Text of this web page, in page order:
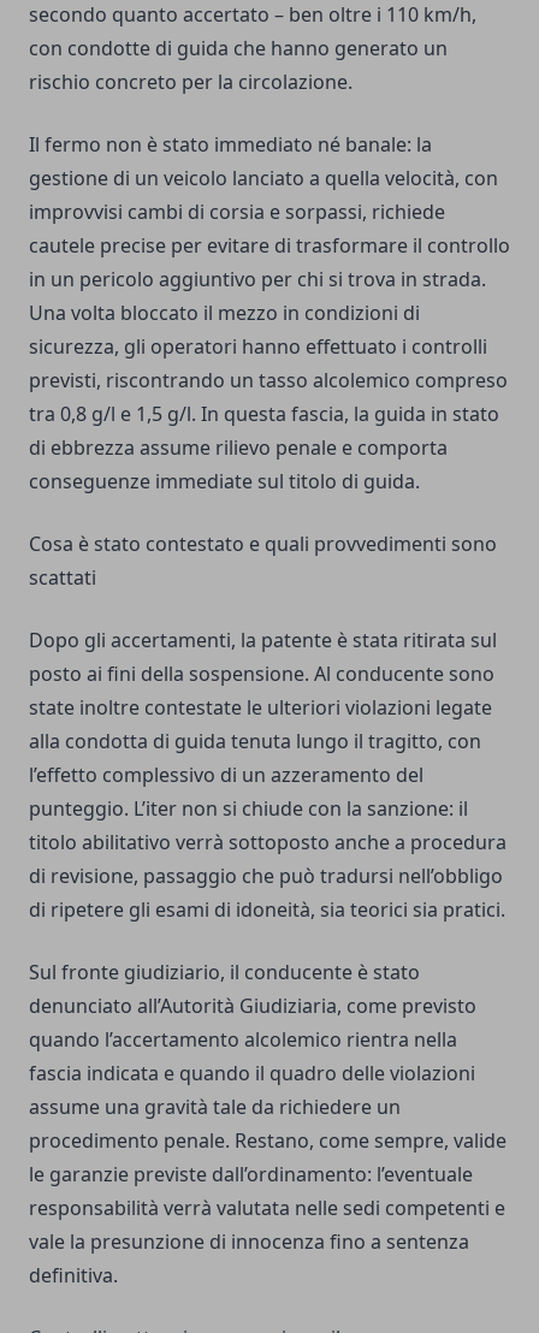
secondo quanto accertato – ben oltre i 110 km/h,
con condotte di guida che hanno generato un
rischio concreto per la circolazione.
Il fermo non è stato immediato né banale: la
gestione di un veicolo lanciato a quella velocità, con
improvvisi cambi di corsia e sorpassi, richiede
cautele precise per evitare di trasformare il controllo
in un pericolo aggiuntivo per chi si trova in strada.
Una volta bloccato il mezzo in condizioni di
sicurezza, gli operatori hanno effettuato i controlli
previsti, riscontrando un tasso alcolemico compreso
tra 0,8 g/l e 1,5 g/l. In questa fascia, la guida in stato
di ebbrezza assume rilievo penale e comporta
conseguenze immediate sul titolo di guida.
Cosa è stato contestato e quali provvedimenti sono
scattati
Dopo gli accertamenti, la patente è stata ritirata sul
posto ai fini della sospensione. Al conducente sono
state inoltre contestate le ulteriori violazioni legate
alla condotta di guida tenuta lungo il tragitto, con
l’effetto complessivo di un azzeramento del
punteggio. L’iter non si chiude con la sanzione: il
titolo abilitativo verrà sottoposto anche a procedura
di revisione, passaggio che può tradursi nell’obbligo
di ripetere gli esami di idoneità, sia teorici sia pratici.
Sul fronte giudiziario, il conducente è stato
denunciato all’Autorità Giudiziaria, come previsto
quando l’accertamento alcolemico rientra nella
fascia indicata e quando il quadro delle violazioni
assume una gravità tale da richiedere un
procedimento penale. Restano, come sempre, valide
le garanzie previste dall’ordinamento: l’eventuale
responsabilità verrà valutata nelle sedi competenti e
vale la presunzione di innocenza fino a sentenza
definitiva.